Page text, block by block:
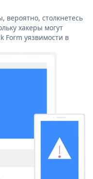
столкнетесь
хакеры могут
Form уязвимости в